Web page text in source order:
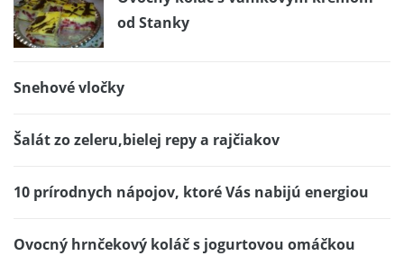
od Stanky
Snehové vločky
Šalát zo zeleru,bielej repy a rajčiakov
10 prírodnych nápojov, ktoré Vás nabijú energiou
Ovocný hrnčekový koláč s jogurtovou omáčkou